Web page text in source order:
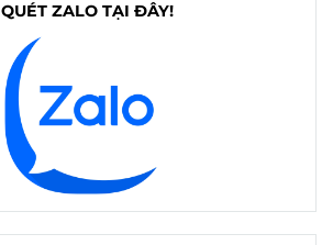
QUÉT ZALO TẠI ĐÂY!